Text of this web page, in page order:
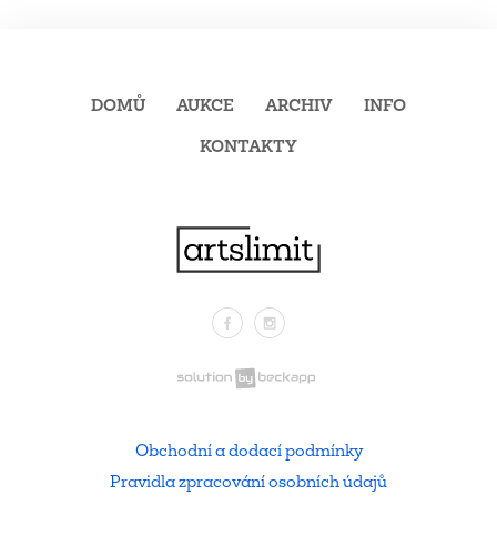
FacebookInstagram
DOMŮ AUKCE ARCHIV
INFO
KONTAKTY
Obchodní a dodací podmínky
Pravidla zpracování osobních údajů